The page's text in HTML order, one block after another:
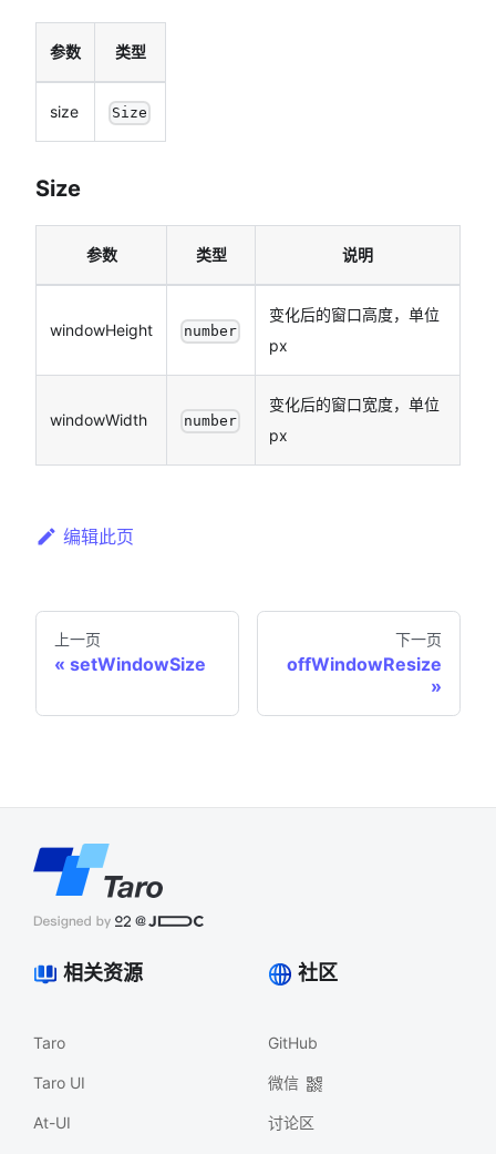
参数 类型
size Size
Size
参数 类型 说明
windowHeight number
变化后的窗口高度，单位
px
windowWidth number
变化后的窗口宽度，单位
px
编辑此页
上一页
setWindowSize
下一页
offWindowResize
相关资源
Taro
Taro UI
At-UI
社区
GitHub
微信
讨论区